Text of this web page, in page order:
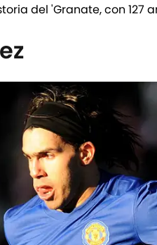
del 'Granate, con 127